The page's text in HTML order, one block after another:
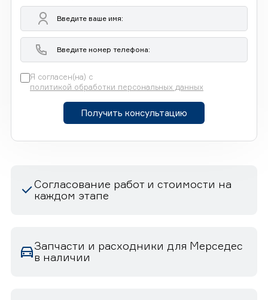
Я согласен(на) с
политикой обработки персональных данных
Получить консультацию
Согласование работ и стоимости на
каждом этапе
Запчасти и расходники для Мерседес
в наличии